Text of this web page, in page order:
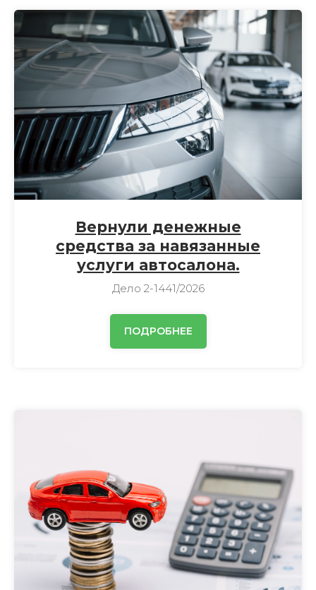
Вернули денежные
средства за навязанные
услуги автосалона.
Дело 2-1441/2026
ПОДРОБНЕЕ